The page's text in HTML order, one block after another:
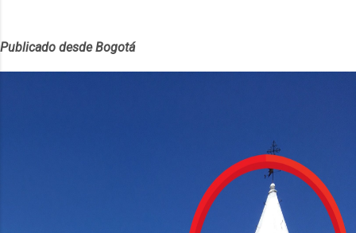
Publicado desde Bogotá